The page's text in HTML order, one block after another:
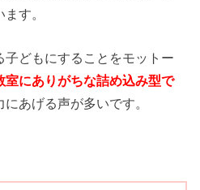
す。
子どもにすることをモットー
室にありがちな詰め込み型で
あげる声が多いです。